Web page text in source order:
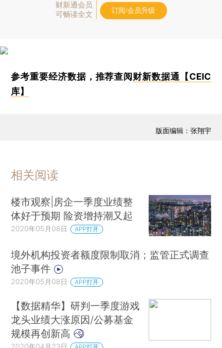
财新通会员
可畅读全文
订阅/会员升级
参考重要经济数据，推荐查阅 财新数据通【CEIC
库】
版面编辑：张翔宇
相关阅读
楼市观察|房企一季度业绩整
体好于预期 险资增持潮又起
2020年05月08日 APP打开
境外机构投资者额度限制取消；监管正式调查
池子事件
2020年05月08日 APP打开
【数据精华】研判一季度游戏
龙头业绩大涨原因/公募基金
规模再创新高
2020年04月23日